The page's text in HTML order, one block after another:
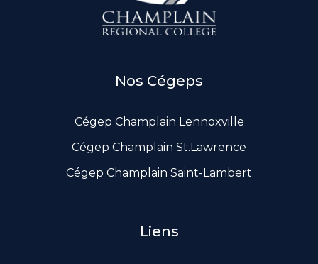
Liens utiles
Nos Cégeps
Cégep Champlain Lennoxville
Cégep Champlain St.Lawrence
Cégep Champlain Saint-Lambert
Liens